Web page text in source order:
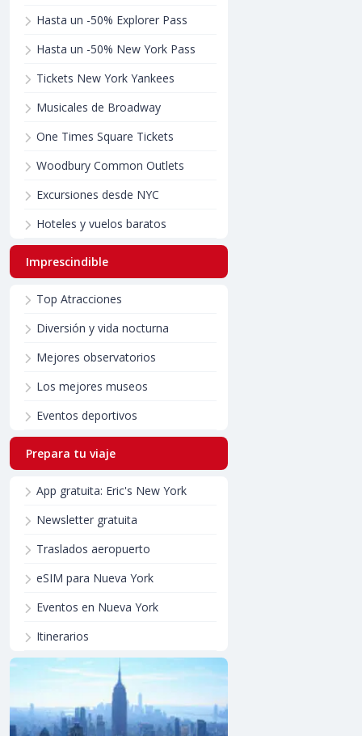
Hasta un -50% Explorer Pass
Hasta un -50% New York Pass
Tickets New York Yankees
Musicales de Broadway
One Times Square Tickets
Woodbury Common Outlets
Excursiones desde NYC
Hoteles y vuelos baratos
Imprescindible
Top Atracciones
Diversión y vida nocturna
Mejores observatorios
Los mejores museos
Eventos deportivos
Prepara tu viaje
App gratuita: Eric's New York
Newsletter gratuita
Traslados aeropuerto
eSIM para Nueva York
Eventos en Nueva York
Itinerarios